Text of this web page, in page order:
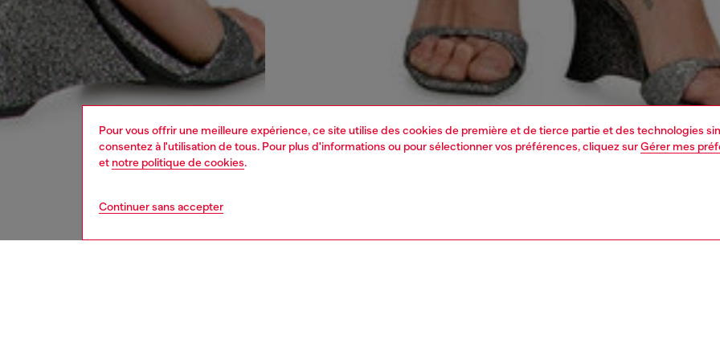
Pour vous offrir une meilleure expérience, ce site utilise des cookies de première et de tierce partie et des technologies
consentez à l'utilisation de tous. Pour plus d'informations ou pour sélectionner vos préférences, cliquez surGérer mes
et notre politique de cookies.
Continuer sans accepter